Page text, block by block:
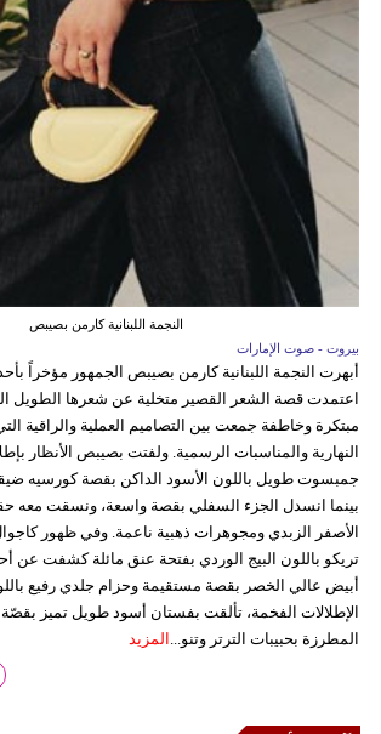
النجمة اللبنانية كارمن بصيبص
بيروت - صوت الإمارات
أبهرت النجمة اللبنانية كارمن بصيبص الجمهور مؤخراً
اعتمدت قصة الشعر القصير متخلية عن شعرها الطويل
مبتكرة وخاطفة جمعت بين التصاميم العملية والراقية
النهارية والمناسبات الرسمية. ولفتت بصيبص الأنظار
جمبسوت طويل باللون الأسود الداكن بقصة كورسيه
بينما انسدل الجزء السفلي بقصة واسعة، ونسقت معه
الأصفر الزبدي ومجوهرات ذهبية ناعمة. وفي ظهور
تريكو باللون البيج الوردي بفتحة عنق مائلة كشفت عن
أبيض عالي الخصر بقصة مستقيمة وحزام جلدي رفيع
الإطلالات الفخمة، تألقت بفستان أسود طويل تميز بقصّة
المطرزة بحبيبات الترتر وتنو... المزيد